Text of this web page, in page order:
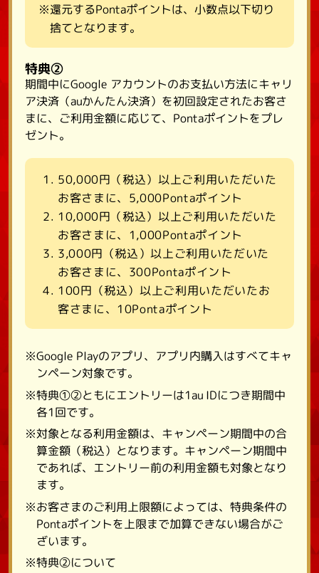
※還元するPontaポイントは、小数点以下切り
捨てとなります。
特典②
期間中にGoogle アカウントのお支払い方法にキャリ
ア決済（auかんたん決済）を初回設定されたお客さ
まに、ご利用金額に応じて、Pontaポイントをプレ
ゼント。
50,000円（税込）以上ご利用いただいた
お客さまに、5,000Pontaポイント
10,000円（税込）以上ご利用いただいた
お客さまに、1,000Pontaポイント
3,000円（税込）以上ご利用いただいた
お客さまに、300Pontaポイント
100円（税込）以上ご利用いただいたお
客さまに、10Pontaポイント
※Google Playのアプリ、アプリ内購入はすべてキャ
ンペーン対象です。
※特典①②ともにエントリーは1au IDにつき期間中
各1回です。
※対象となる利用金額は、キャンペーン期間中の合
算金額（税込）となります。キャンペーン期間中
であれば、エントリー前の利用金額も対象となり
ます。
※お客さまのご利用上限額によっては、特典条件の
Pontaポイントを上限まで加算できない場合がご
ざいます。
※特典②について